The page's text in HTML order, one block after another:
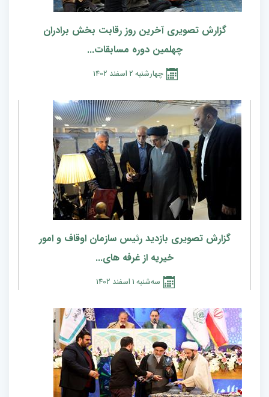
گزارش تصویری آخرین روز رقابت بخش برادران
چهلمین دوره مسابقات...
چهارشنبه2اسفند 1402
گزارش تصویری بازدید رئیس سازمان اوقاف و امور
خیریه از غرفه های...
سه‌شنبه1اسفند 1402